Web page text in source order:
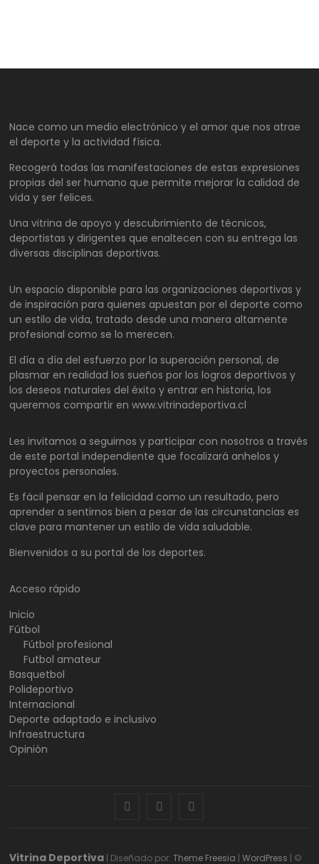
Nace como un medio electrónico y el amor que nos atrae
el deporte y la actividad física.
Recogerá todas las manifestaciones de estas expresiones
propias del ser humano que permite mejorar la calidad de
vida y ser felices.
Una vitrina de apoyo y descubrimiento de técnicos,
deportistas y dirigentes que enaltecen con su entrega las
diversas disciplinas deportivas.
Un espacio disponible para las organizaciones deportivas y
de inspiración para quienes apuestan por el deporte como
un estilo de vida, tratado desde una manera altamente
profesional como se lo merecen.
El día a día del esfuerzo por la superación personal, de
plasmar en realidad los sueños por los logros deportivos y
los deseos naturales del éxito y entrar en historia, los
queremos compartir en www.vitrinadeportiva.cl
Les invitamos a seguirnos y participar con nosotros a través
de este portal independiente que focalizará anhelos y
proyectos personales.
Es fácil pensar en la felicidad como un resultado, pero
aprender a sentirnos bien a pesar de las circunstancias es
clave para mantener un estilo de vida saludable.
Bienvenidos a su portal de los deportes.
Acceso rápido
Inicio
Fútbol
Fútbol profesional
Futbol amateur
Basquetbol
Polideportivo
Internacional
Deporte adaptado e inclusivo
Infraestructura
Opinión
facebook twitter
Vitrina Deportiva | Diseñado por:Theme Freesia |WordPress | ©